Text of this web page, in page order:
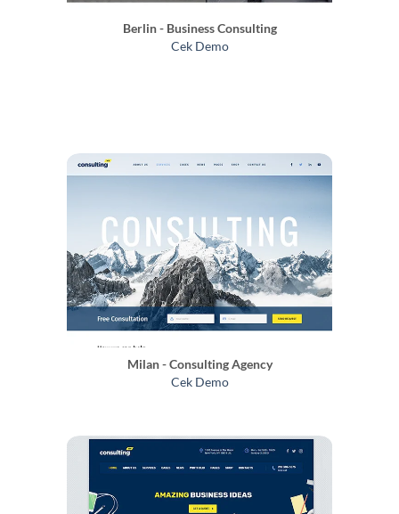
Berlin - Business Consulting
Cek Demo
Milan - Consulting Agency
Cek Demo